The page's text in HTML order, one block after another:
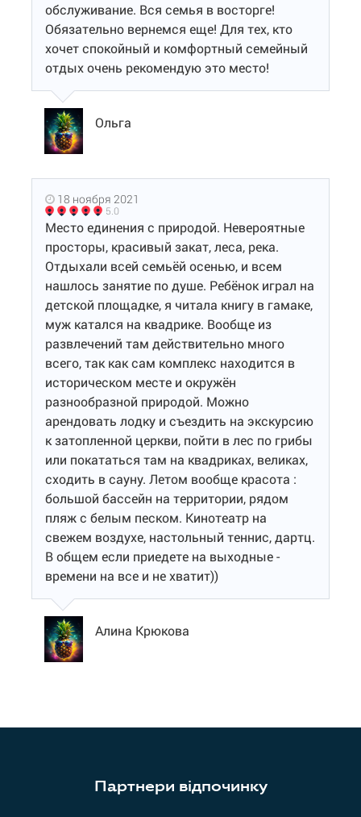
обслуживание. Вся семья в восторге!
Обязательно вернемся еще! Для тех, кто
хочет спокойный и комфортный семейный
отдых очень рекомендую это место!
Ольга
18 ноября 2021
5.0
Место единения с природой. Невероятные
просторы, красивый закат, леса, река.
Отдыхали всей семьёй осенью, и всем
нашлось занятие по душе. Ребёнок играл на
детской площадке, я читала книгу в гамаке,
муж катался на квадрике. Вообще из
развлечений там действительно много
всего, так как сам комплекс находится в
историческом месте и окружён
разнообразной природой. Можно
арендовать лодку и съездить на экскурсию
к затопленной церкви, пойти в лес по грибы
или покататься там на квадриках, великах,
сходить в сауну. Летом вообще красота :
большой бассейн на территории, рядом
пляж с белым песком. Кинотеатр на
свежем воздухе, настольный теннис, дартц.
В общем если приедете на выходные -
времени на все и не хватит))
Алина Крюкова
Партнери відпочинку